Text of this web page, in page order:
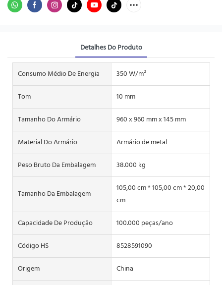
Detalhes Do Produto
Consumo Médio De Energia
350 W/m²
Tom
10 mm
Tamanho Do Armário
960 x 960 mm x 145 mm
Material Do Armário
Armário de metal
Peso Bruto Da Embalagem
38.000 kg
Tamanho Da Embalagem
105,00 cm * 105,00 cm * 20,00
cm
Capacidade De Produção
100.000 peças/ano
Código HS
8528591090
Origem
China